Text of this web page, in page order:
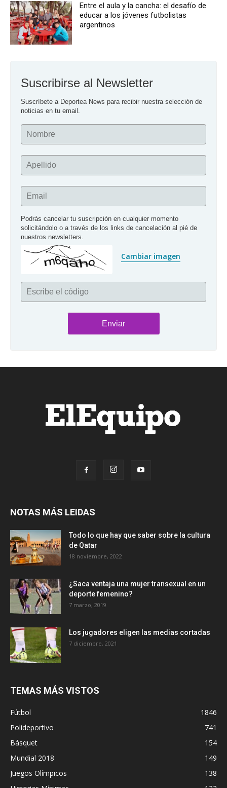
Entre el aula y la cancha: el desafío de
educar a los jóvenes futbolistas
argentinos
Suscribirse al Newsletter
Suscríbete a Deportea News para recibir nuestra selección de
noticias en tu email.
Nombre
Apellido
Email
Podrás cancelar tu suscripción en cualquier momento
solicitándolo o a través de los links de cancelación al pié de
nuestros newsletters.
Cambiar imagen
Escribe el código
NOTAS MÁS LEIDAS
Todo lo que hay que saber sobre la cultura
de Qatar
18 noviembre, 2022
¿Saca ventaja una mujer transexual en un
deporte femenino?
7 marzo, 2019
Los jugadores eligen las medias cortadas
7 diciembre, 2021
TEMAS MÁS VISTOS
Fútbol
1846
Polideportivo
741
Básquet
154
Mundial 2018
149
Juegos Olímpicos
138